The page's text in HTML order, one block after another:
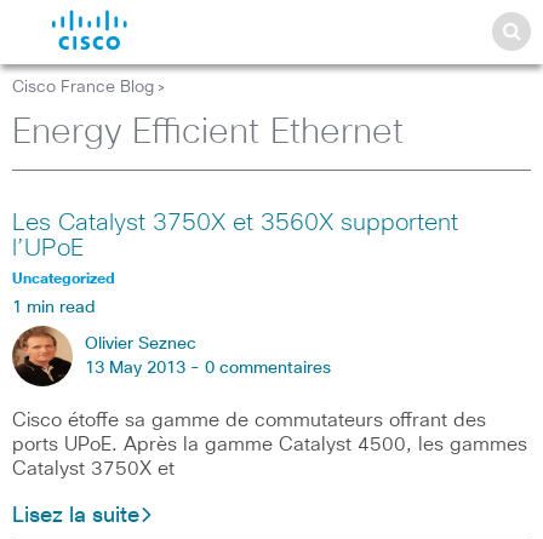
Cisco France Blog >
Energy Efficient Ethernet
Les Catalyst 3750X et 3560X supportent
l’UPoE
Uncategorized
1 min read
Olivier Seznec
13 May 2013 - 0 commentaires
Cisco étoffe sa gamme de commutateurs offrant des
ports UPoE. Après la gamme Catalyst 4500, les gammes
Catalyst 3750X et
Lisez la suite